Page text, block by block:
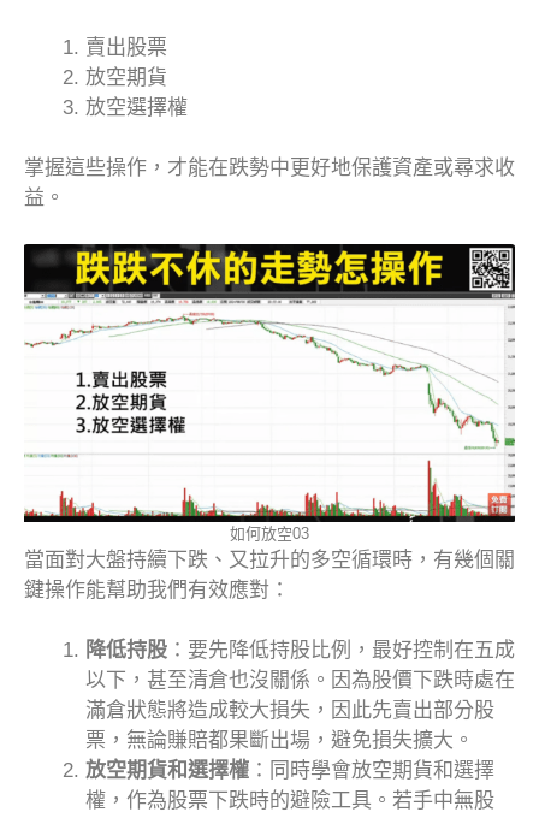
賣出股票
放空期貨
放空選擇權
掌握這些操作，才能在跌勢中更好地保護資產或尋求收
益。
如何放空03
當面對大盤持續下跌、又拉升的多空循環時，有幾個關
鍵操作能幫助我們有效應對：
降低持股 ：要先降低持股比例，最好控制在五成
以下，甚至清倉也沒關係。因為股價下跌時處在
滿倉狀態將造成較大損失，因此先賣出部分股
票，無論賺賠都果斷出場，避免損失擴大。
放空期貨和選擇權 ：同時學會放空期貨和選擇
權，作為股票下跌時的避險工具。若手中無股